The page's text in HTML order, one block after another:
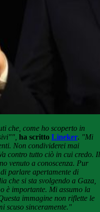
che, come ho scoperto in
ha scritto Lineker. "Mi
Non condividerei mai
contro tutto ciò in cui credo. Il
venuto a conoscenza. Pur
parlare apertamente di
che si sta svolgendo a Gaza,
è importante. Mi assumo la
immagine non riflette le
scuso sinceramente."